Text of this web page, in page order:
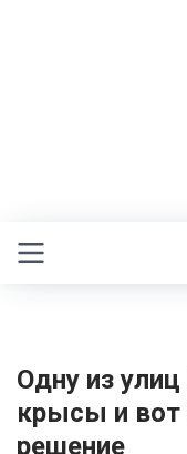
Одну из
крысы и вот
решение